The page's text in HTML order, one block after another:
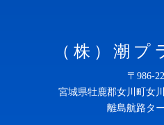
（株）潮プ
〒986-
宮城県牡鹿郡女川町女
離島航路タ